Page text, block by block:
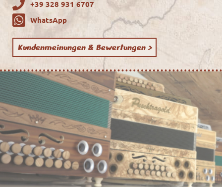
+39 328 931 6707
WhatsApp
Kundenmeinungen & Bewertungen >